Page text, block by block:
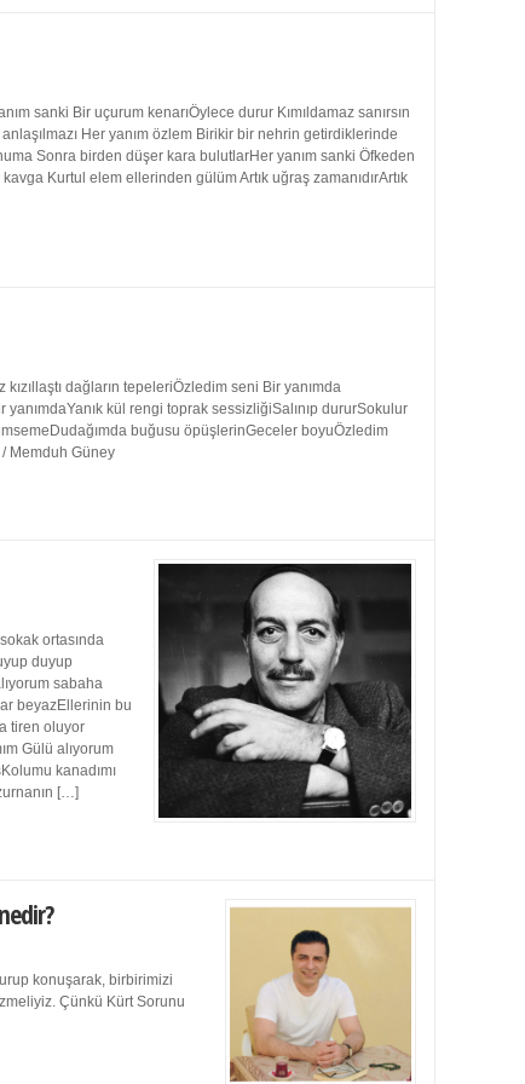
sanki Bir uçurum kenarıÖylece durur Kımıldamaz sanırsın
anlaşılmazı Her yanım özlem Birikir bir nehrin getirdiklerinde
Sonra birden düşer kara bulutlarHer yanım sanki Öfkeden
Kurtul elem ellerinden gülüm Artık uğraş zamanıdırArtık
dağların tepeleriÖzledim seni Bir yanımda
kül rengi toprak sessizliğiSalınıp dururSokulur
buğusu öpüşlerinGeceler boyuÖzledim
Memduh Güney
ortasında
duyup
sabaha
beyazEllerinin bu
tiren oluyor
Gülü alıyorum
kanadımı
[…]
konuşarak, birbirimizi
Çünkü Kürt Sorunu